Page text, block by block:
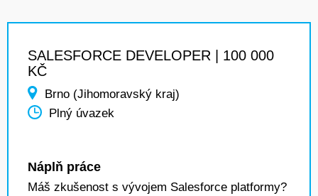
SALESFORCE DEVELOPER | 100 000
KČ
Brno (Jihomoravský kraj)
Plný úvazek
Náplň práce
Máš zkušenost s vývojem Salesforce platformy?